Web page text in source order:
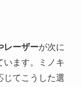
レーザーが次に
います。ミノキ
じてこうした選